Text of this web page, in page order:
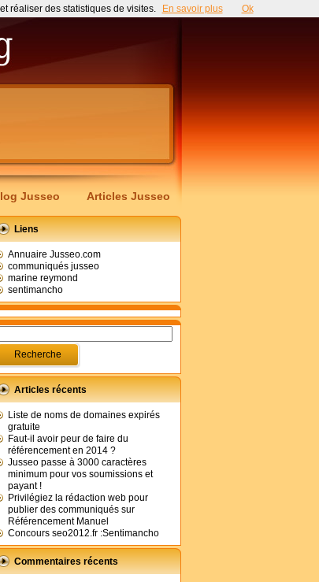
Jusseo Articles Jusseo
Liens
Annuaire Jusseo.com
communiqués jusseo
marine reymond
sentimancho
Articles récents
Liste de noms de domaines expirés
gratuite
Faut-il avoir peur de faire du
référencement en 2014 ?
Jusseo passe à 3000 caractères
minimum pour vos soumissions et
payant !
Privilégiez la rédaction web pour
publier des communiqués sur
Référencement Manuel
Concours seo2012.fr :Sentimancho
Commentaires récents
réaliser des statistiques de visites. En savoir plus Ok